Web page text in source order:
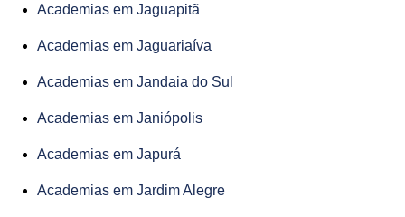
Academias em Jaguapitã
Academias em Jaguariaíva
Academias em Jandaia do Sul
Academias em Janiópolis
Academias em Japurá
Academias em Jardim Alegre